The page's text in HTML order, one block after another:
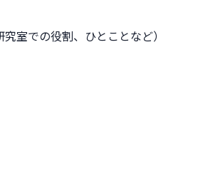
室での役割、ひとことなど）